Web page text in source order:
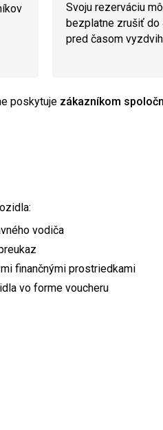
Svoju rezerváciu
bezplatne zrušiť do
pred časom
poskytuje zákazníkom
vodiča
finančnými prostriedkami
vo forme voucheru